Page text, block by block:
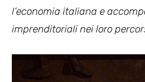
l’economia italiana e
imprenditoriali nei loro